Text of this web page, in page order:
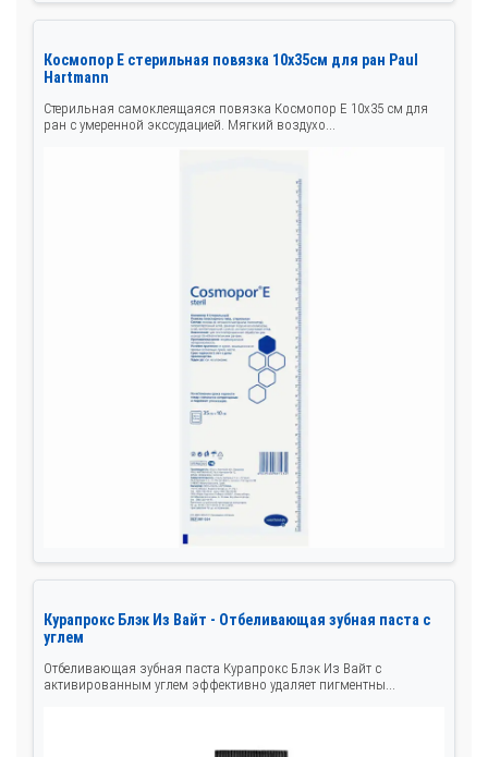
Космопор Е стерильная повязка 10х35см для ран Paul
Hartmann
Стерильная самоклеящаяся повязка Космопор Е 10х35 см для
ран с умеренной экссудацией. Мягкий воздухо...
Курапрокс Блэк Из Вайт - Отбеливающая зубная паста с
углем
Отбеливающая зубная паста Курапрокс Блэк Из Вайт с
активированным углем эффективно удаляет пигментны...